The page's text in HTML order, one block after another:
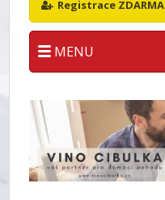
Registrace ZDARMA
MENU